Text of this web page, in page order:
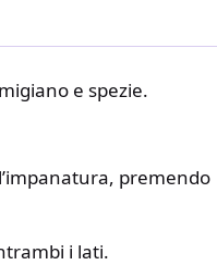
e spezie.
premendo
i lati.